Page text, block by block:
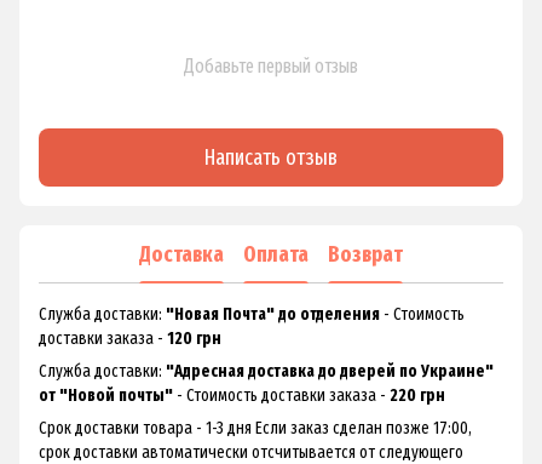
Добавьте первый отзыв
Написать отзыв
Доставка Оплата Возврат
Служба доставки: "Новая Почта" до отделения - Стоимость
доставки заказа - 120 грн
Служба доставки: "Адресная доставка до дверей по Украине"
от "Новой почты" - Стоимость доставки заказа - 220 грн
Срок доставки товара - 1-3 дня Если заказ сделан позже 17:00,
срок доставки автоматически отсчитывается от следующего